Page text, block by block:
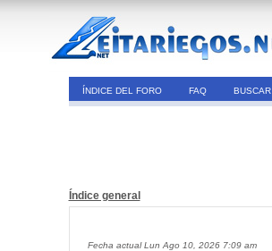
ÍNDICE DEL FORO FAQ BUSCAR
Índice general
Fecha actual Lun Ago 10, 2026 7:09 am